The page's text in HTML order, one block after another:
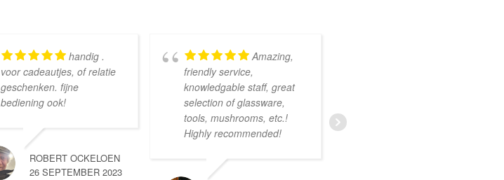
handig .
voor cadeautjes, of relatie
geschenken. fijne
bediening ook!
ROBERT OCKELOEN
26 SEPTEMBER 2023
Amazing,
friendly service,
knowledgable staff, great
selection of glassware,
tools, mushrooms, etc.!
Highly recommended!